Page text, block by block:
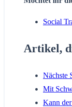
Social
Artikel,
Nächste
Mit
Kann